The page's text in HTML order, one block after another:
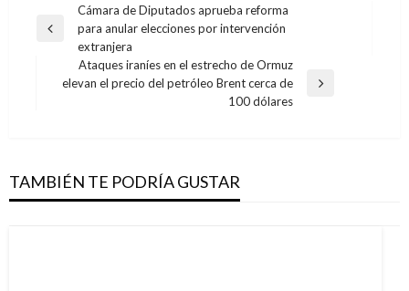
Navegación
de
entradas
Entrada
Cámara de Diputados aprueba reforma
para anular elecciones por intervención
extranjera
Entrada
Ataques iraníes en el estrecho de Ormuz
elevan el precio del petróleo Brent cerca de
100 dólares
TAMBIÉN TE PODRÍA GUSTAR